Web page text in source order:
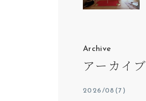
Archive
アーカイブ
2026/08(7)